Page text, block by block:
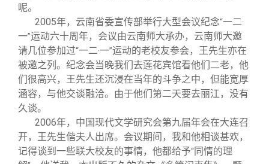
呢。
2005年，云南省委宣传部举行大型会议纪念“一二·
一”运动六十周年，会议由云南师大承办，云南师大邀
请几位参加过“一二·一”运动的老校友参会，王先生亦在
被邀之列。纪念会当晚我们去莲花宾馆看他们二老，他
们很高兴，王先生还沉浸在当年的斗争之中，但能宽厚
涵容，与他交谈融洽。由于他们第二天要去丽江，没有
久谈。
2006年，中国现代文学研究会第九届年会在大连召
开，王先生偕夫人出席。会议期间，我和他相谈甚欢，
记得谈到一些联大校友的事情，他都给予“ 同情的理